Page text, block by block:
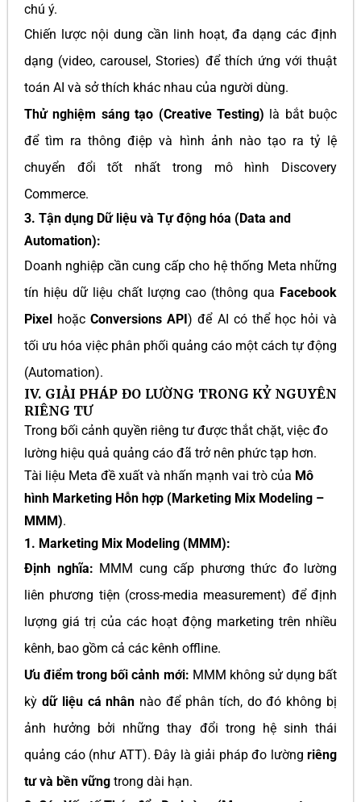
chú ý.
Chiến lược nội dung cần linh hoạt, đa dạng các định
dạng (video, carousel, Stories) để thích ứng với thuật
toán AI và sở thích khác nhau của người dùng.
Thử nghiệm sáng tạo (Creative Testing) là bắt buộc
để tìm ra thông điệp và hình ảnh nào tạo ra tỷ lệ
chuyển đổi tốt nhất trong mô hình Discovery
Commerce.
3. Tận dụng Dữ liệu và Tự động hóa (Data and
Automation):
Doanh nghiệp cần cung cấp cho hệ thống Meta những
tín hiệu dữ liệu chất lượng cao (thông qua Facebook
Pixel hoặcConversions API) để AI có thể học hỏi và
tối ưu hóa việc phân phối quảng cáo một cách tự động
(Automation).
IV. GIẢI PHÁP ĐO LƯỜNG TRONG KỶ NGUYÊN
RIÊNG TƯ
Trong bối cảnh quyền riêng tư được thắt chặt, việc đo
lường hiệu quả quảng cáo đã trở nên phức tạp hơn.
Tài liệu Meta đề xuất và nhấn mạnh vai trò của Mô
hình Marketing Hỗn hợp (Marketing Mix Modeling –
MMM).
1. Marketing Mix Modeling (MMM):
Định nghĩa: MMM cung cấp phương thức đo lường
liên phương tiện (cross-media measurement) để định
lượng giá trị của các hoạt động marketing trên nhiều
kênh, bao gồm cả các kênh offline.
Ưu điểm trong bối cảnh mới: MMM không sử dụng bất
kỳ dữ liệu cá nhân nào để phân tích, do đó không bị
ảnh hưởng bởi những thay đổi trong hệ sinh thái
quảng cáo (như ATT). Đây là giải pháp đo lường riêng
tư và bền vững trong dài hạn.